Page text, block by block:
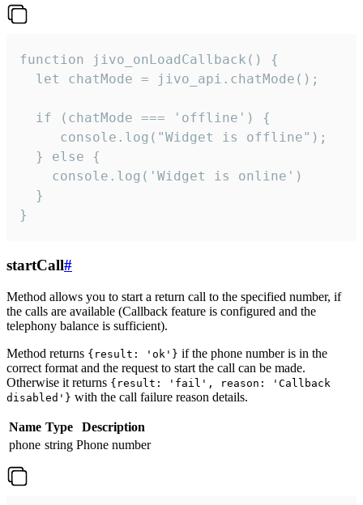
function jivo_onLoadCallback() {
  let chatMode = jivo_api.chatMode();
  if (chatMode === 'offline') {
     console.log("Widget is offline");
  } else {
    console.log('Widget is online')
  }
}
startCall#
Method allows you to start a return call to the specified number, if
the calls are available (Callback feature is configured and the
telephony balance is sufficient).
Method returns {result: 'ok'} if the phone number is in the
correct format and the request to start the call can be made.
Otherwise it returns {result: 'fail', reason: 'Callback
disabled'} with the call failure reason details.
Name Type
Description
phone string Phone number